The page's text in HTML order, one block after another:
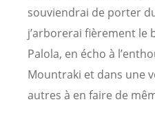
souviendrai de porter
j’arborerai fièrement le
Palola, en écho à
Mountraki et dans une
autres à en faire de